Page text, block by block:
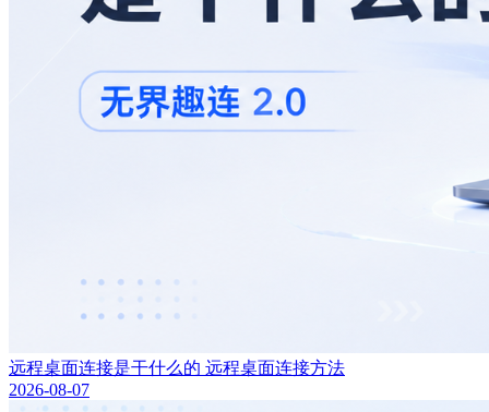
远程桌面连接是干什么的 远程桌面连接方法
2026-08-07